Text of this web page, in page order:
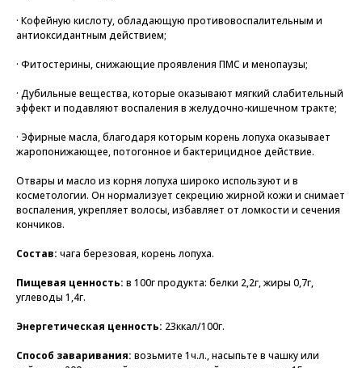
· Кофейную кислоту, обладающую противовоспалительным и
антиоксидантным действием;
· Фитостерины, снижающие проявления ПМС и менопаузы;
· Дубильные вещества, которые оказывают мягкий слабительный
эффект и подавляют воспаления в желудочно-кишечном тракте;
· Эфирные масла, благодаря которым корень лопуха оказывает
жаропонижающее, потогонное и бактерицидное действие.
Отвары и масло из корня лопуха широко используют и в
косметологии. Он нормализует секрецию жирной кожи и снимает
воспаления, укрепляет волосы, избавляет от ломкости и сечения
кончиков.
Состав: чага березовая, корень лопуха.
Пищевая ценность: в 100г продукта: белки 2,2г, жиры 0,7г,
углеводы 1,4г.
Энергетическая ценность: 23ккал/100г.
Способ заваривания: возьмите 1ч.л., насыпьте в чашку или